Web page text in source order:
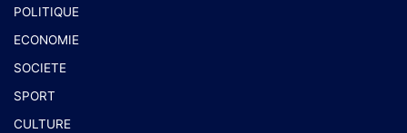
POLITIQUE
ECONOMIE
SOCIETE
SPORT
CULTURE